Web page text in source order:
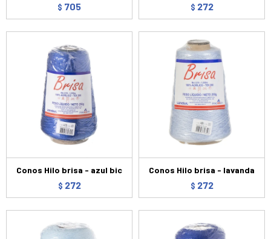
$ 705 $ 272
Conos Hilo brisa - azul bic
$ 272
Conos Hilo brisa - lavanda
$ 272